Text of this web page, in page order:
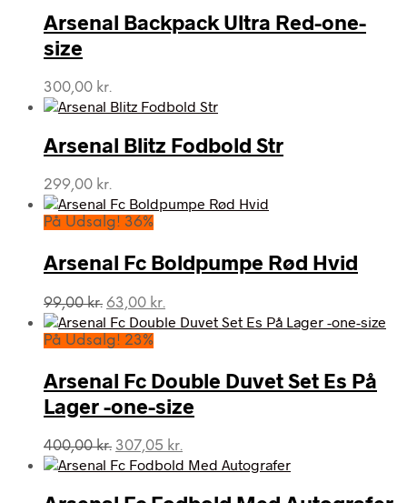
var:
175,00 kr..
er:
157,50 kr..
Arsenal Backpack Ultra Red-one-
size
300,00 kr.
Arsenal Blitz Fodbold Str
299,00 kr.
På Udsalg! 36%
Arsenal Fc Boldpumpe Rød Hvid
99,00kr. Den
oprindelige
pris
99,00 kr..
63,00 kr.
aktuelle
63,00 kr..
På Udsalg! 23%
Arsenal Fc Double Duvet Set Es På
Lager -one-size
400,00kr. Den
oprindelige
var:
307,05 kr.
aktuelle
er: